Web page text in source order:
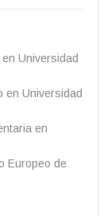
Universidad
en Universidad
en
Europeo de